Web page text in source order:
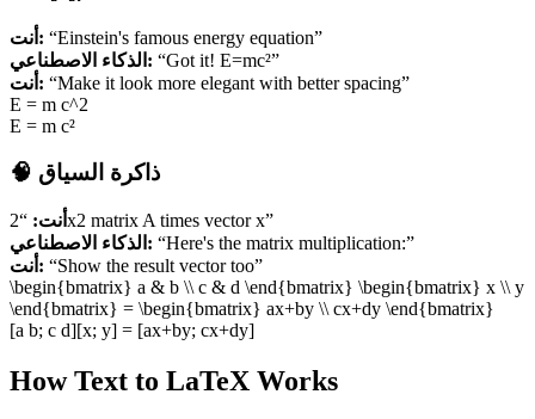
أنت: “Einstein's famous energy equation”
الذكاء الاصطناعي: “Got it! E=mc²”
أنت: “Make it look more elegant with better spacing”
E = m c^2
E = m c²
🧠 ذاكرة السياق
أنت: “2x2 matrix A times vector x”
الذكاء الاصطناعي: “Here's the matrix multiplication:”
أنت: “Show the result vector too”
\begin{bmatrix} a & b \\ c & d \end{bmatrix} \begin{bmatrix} x \\ y
\end{bmatrix} = \begin{bmatrix} ax+by \\ cx+dy \end{bmatrix}
[a b; c d][x; y] = [ax+by; cx+dy]
How Text to LaTeX Works